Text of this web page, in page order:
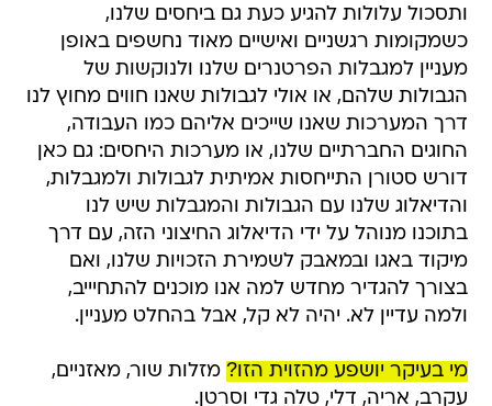
ותסכול עלולות להגיע כעת גם ביחסים שלנו,
כשמקומות רגשניים ואישיים מאוד נחשפים באופן
מעניין למגבלות הפרטנרים שלנו ולנוקשות של
הגבולות שלהם, או אולי לגבולות שאנו חווים מחוץ לנו
דרך המערכות שאנו שייכים אליהם כמו העבודה,
החוגים החברתיים שלנו, או מערכות היחסים: גם כאן
דורש סטורן התייחסות אמיתית לגבולות ולמגבלות,
והדיאלוג שלנו עם הגבולות והמגבלות שיש לנו
בתוכנו מנוהל על ידי הדיאלוג החיצוני הזה, עם דרך
מיקוד באגו ובמאבק לשמירת הזכויות שלנו, ואם
בצורך להגדיר מחדש למה אנו מוכנים להתחיייב,
ולמה עדיין לא. יהיה לא קל, אבל בהחלט מעניין.
מי בעיקר יושפע מהזוית הזו? מזלות שור, מאזניים,
עקרב, אריה, דלי, טלה גדי וסרטן.